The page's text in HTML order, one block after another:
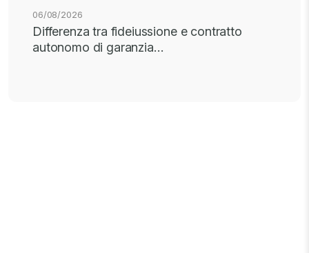
06/08/2026
Differenza tra fideiussione e contratto
autonomo di garanzia…